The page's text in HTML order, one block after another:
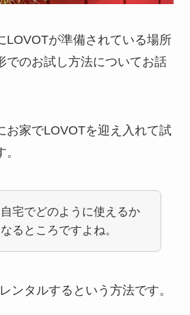
LOVOTが準備されている場所
でのお試し方法についてお話
お家でLOVOTを迎え入れて試
宅でどのように使えるか
るところですよね。
ンタルするという方法です。